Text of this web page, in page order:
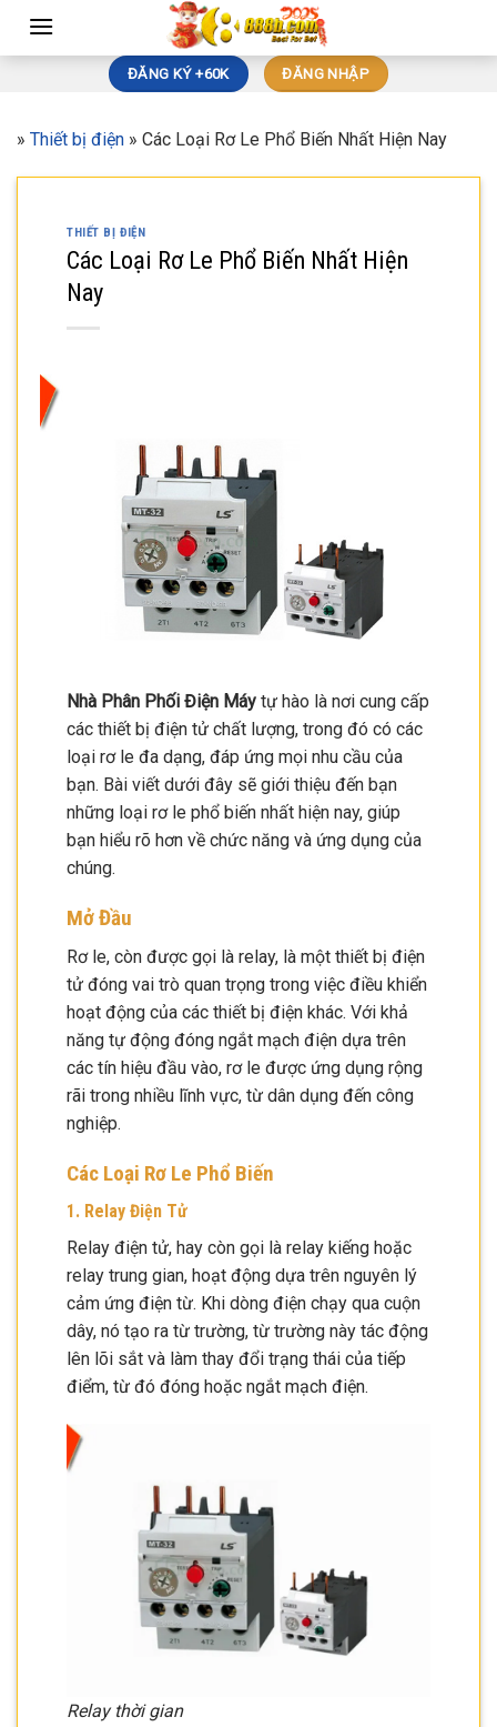
ĐĂNG KÝ +60K ĐĂNG NHẬP
» Thiết bị điện » Các Loại Rơ Le Phổ Biến Nhất Hiện Nay
THIẾT BỊ ĐIỆN
Các Loại Rơ Le Phổ Biến Nhất Hiện
Nay
Nhà Phân Phối Điện Máy tự hào là nơi cung cấp
các thiết bị điện tử chất lượng, trong đó có các
loại rơ le đa dạng, đáp ứng mọi nhu cầu của
bạn. Bài viết dưới đây sẽ giới thiệu đến bạn
những loại rơ le phổ biến nhất hiện nay, giúp
bạn hiểu rõ hơn về chức năng và ứng dụng của
chúng.
Mở Đầu
Rơ le, còn được gọi là relay, là một thiết bị điện
tử đóng vai trò quan trọng trong việc điều khiển
hoạt động của các thiết bị điện khác. Với khả
năng tự động đóng ngắt mạch điện dựa trên
các tín hiệu đầu vào, rơ le được ứng dụng rộng
rãi trong nhiều lĩnh vực, từ dân dụng đến công
nghiệp.
Các Loại Rơ Le Phổ Biến
1. Relay Điện Tử
Relay điện tử, hay còn gọi là relay kiếng hoặc
relay trung gian, hoạt động dựa trên nguyên lý
cảm ứng điện từ. Khi dòng điện chạy qua cuộn
dây, nó tạo ra từ trường, từ trường này tác động
lên lõi sắt và làm thay đổi trạng thái của tiếp
điểm, từ đó đóng hoặc ngắt mạch điện.
Relay thời gian